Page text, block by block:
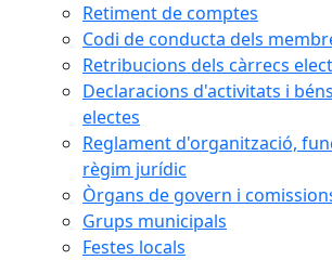
Retiment de comptes
Codi de conducta dels
Retribucions dels càrrecs
Declaracions d'activitats i
electes
Reglament d'organització,
règim jurídic
Òrgans de govern i
Grups municipals
Festes locals